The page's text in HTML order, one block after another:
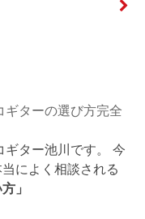
ギターの選び方完全
ギター池川です。 今
によく相談される
」